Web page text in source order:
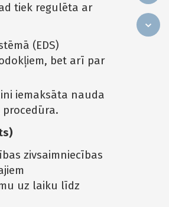
tiek regulēta ar
(EDS)
bet arī par
iemaksāta nauda
zivsaimniecības
uz laiku līdz